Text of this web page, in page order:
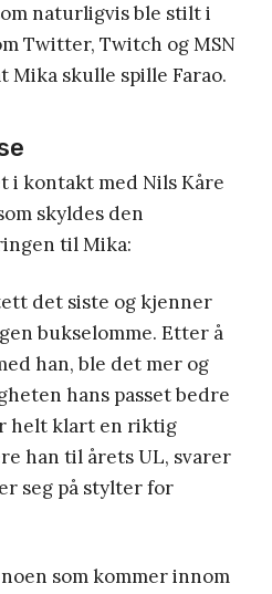
naturligvis ble stilt i
Twitter, Twitch og MSN
skulle spille Farao.
i kontakt med Nils Kåre
skyldes den
til Mika:
det siste og kjenner
bukselomme. Etter å
han, ble det mer og
hans passet bedre
helt klart en riktig
han til årets UL, svarer
seg på stylter for
som kommer innom